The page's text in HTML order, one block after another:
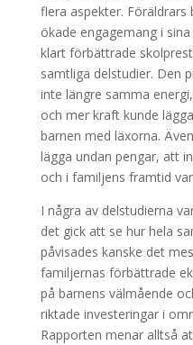
flera aspekter. Föräldrars
ökade engagemang i
klart förbättrade
samtliga delstudier. Den
inte längre samma
och mer kraft kunde
barnen med läxorna.
lägga undan pengar, att
och i familjens framtid
I några av delstudierna
det gick att se hur hela
påvisades kanske det
familjernas förbättrade
på barnens välmående
riktade investeringar i
Rapporten menar alltså